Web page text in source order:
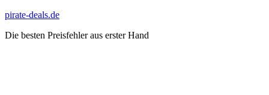
Zum
springen
pirate-deals.de
Die besten Preisfehler aus erster Hand